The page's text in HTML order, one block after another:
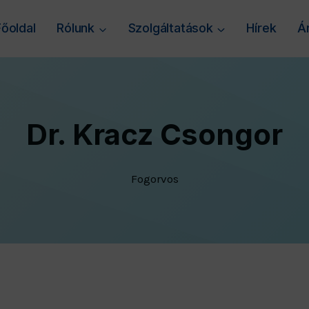
Rólunk Szolgáltatások Hírek
Dr. Kracz Csongor
Fogorvos